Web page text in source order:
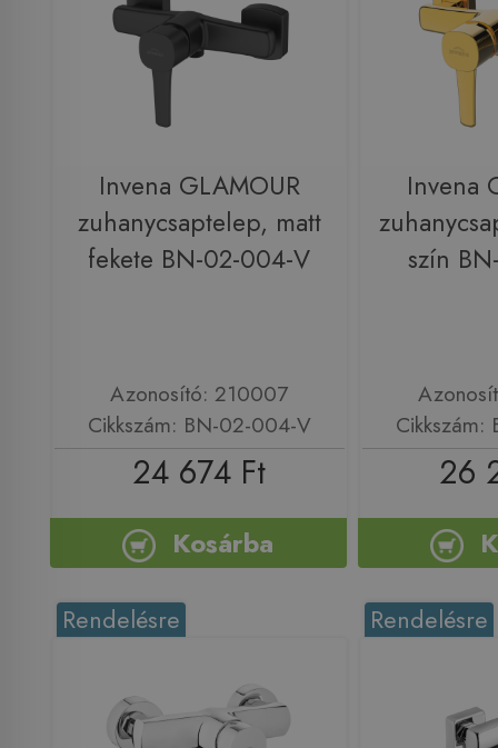
Invena GLAMOUR
zuhanycsaptelep, matt
fekete BN-02-004-V
Azonosító: 210007
Cikkszám: BN-02-004-V
24 674 Ft
Kosárba
Invena
szín
26
Rendelésre Rendelésre